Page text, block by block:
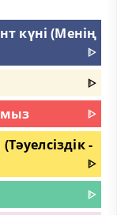
күні (Менің
ᐈ
ᐈ
ᐈ
-
ᐈ
ᐈ